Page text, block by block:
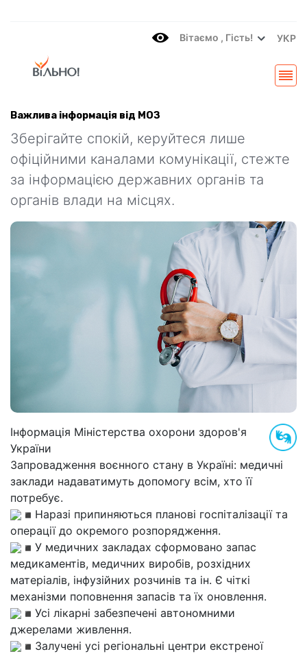
Вітаємo , Гість! УКР
Важлива інформація від МОЗ
Зберігайте спокій, керуйтеся лише
офіційними каналами комунікації, стежте
за інформацією державних органів та
органів влади на місцях.
Інформація Міністерства охорони здоров'я
України
Запровадження воєнного стану в Україні: медичні
заклади надаватимуть допомогу всім, хто її
потребує.
Наразі припиняються планові госпіталізації та
операції до окремого розпорядження.
У медичних закладах сформовано запас
медикаментів, медичних виробів, розхідних
матеріалів, інфузійних розчинів та ін. Є чіткі
механізми поповнення запасів та їх оновлення.
Усі лікарні забезпечені автономними
джерелами живлення.
Залучені усі регіональні центри екстреної